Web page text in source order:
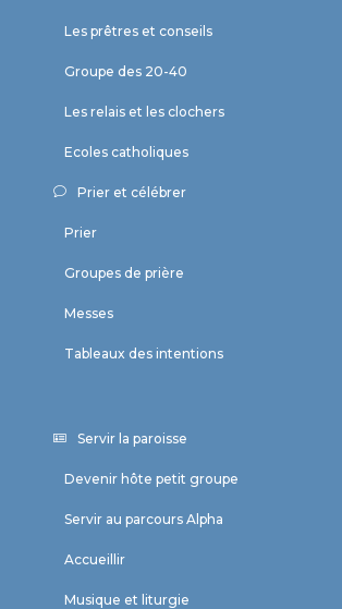
Les prêtres et conseils
Groupe des 20-40
Les relais et les clochers
Ecoles catholiques
Prier et célébrer
Prier
Groupes de prière
Messes
Tableaux des intentions
Servir la paroisse
Devenir hôte petit groupe
Servir au parcours Alpha
Accueillir
Musique et liturgie